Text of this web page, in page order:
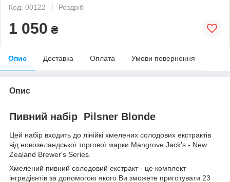
Код: 00122
Роздріб
1 050 ₴
Опис Доставка Оплата Умови повернення
Опис
Пивний набір Pilsner Blonde
Цей набір входить до лінійкі хмелених солодових екстрактів
від новозеландської торгової марки Mangrove Jack's - New
Zealand Brewer's Series.
Хмелений пивний солодовий екстракт - це комплект
інгредієнтів за допомогою якого Ви зможете приготувати 23